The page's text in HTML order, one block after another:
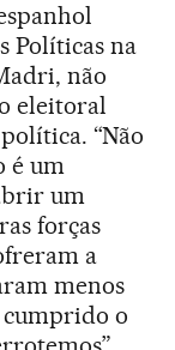
Políticas na
não
eleitoral
“Não
é um
um
forças
a
menos
cumprido o